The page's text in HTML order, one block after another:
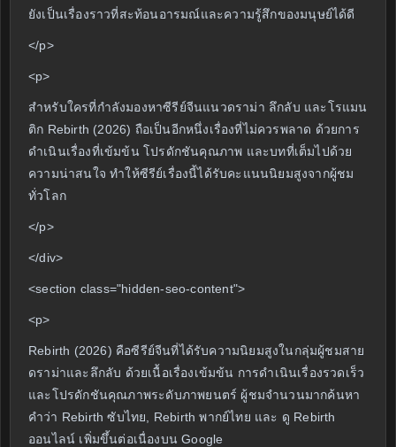
ยังเป็นเรื่องราวที่สะท้อนอารมณ์และความรู้สึกของมนุษย์ได้ดี
</p>
<p>
สำหรับใครที่กำลังมองหาซีรีย์จีนแนวดราม่า ลึกลับ และโรแมน
ติก Rebirth (2026) ถือเป็นอีกหนึ่งเรื่องที่ไม่ควรพลาด ด้วยการ
ดำเนินเรื่องที่เข้มข้น โปรดักชันคุณภาพ และบทที่เต็มไปด้วย
ความน่าสนใจ ทำให้ซีรีย์เรื่องนี้ได้รับคะแนนนิยมสูงจากผู้ชม
ทั่วโลก
</p>
</div>
<section class="hidden-seo-content">
<p>
Rebirth (2026) คือซีรีย์จีนที่ได้รับความนิยมสูงในกลุ่มผู้ชมสาย
ดราม่าและลึกลับ ด้วยเนื้อเรื่องเข้มข้น การดำเนินเรื่องรวดเร็ว
และโปรดักชันคุณภาพระดับภาพยนตร์ ผู้ชมจำนวนมากค้นหา
คำว่า Rebirth ซับไทย, Rebirth พากย์ไทย และ ดู Rebirth
ออนไลน์ เพิ่มขึ้นต่อเนื่องบน Google